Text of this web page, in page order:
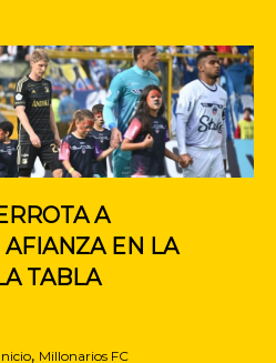
A
AFIANZA EN LA
TABLA
Inicio, Millonarios FC